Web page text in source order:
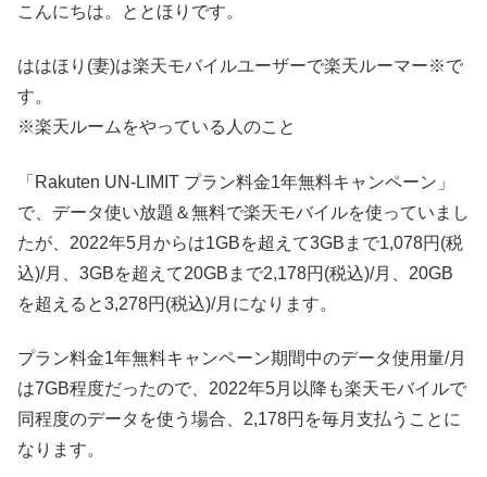
こんにちは。ととほりです。
ははほり(妻)は楽天モバイルユーザーで楽天ルーマー※で
す。
※楽天ルームをやっている人のこと
「Rakuten UN-LIMIT プラン料金1年無料キャンペーン」
で、データ使い放題＆無料で楽天モバイルを使っていまし
たが、2022年5月からは1GBを超えて3GBまで1,078円(税
込)/月、3GBを超えて20GBまで2,178円(税込)/月、20GB
を超えると3,278円(税込)/月になります。
プラン料金1年無料キャンペーン期間中のデータ使用量/月
は7GB程度だったので、2022年5月以降も楽天モバイルで
同程度のデータを使う場合、2,178円を毎月支払うことに
なります。